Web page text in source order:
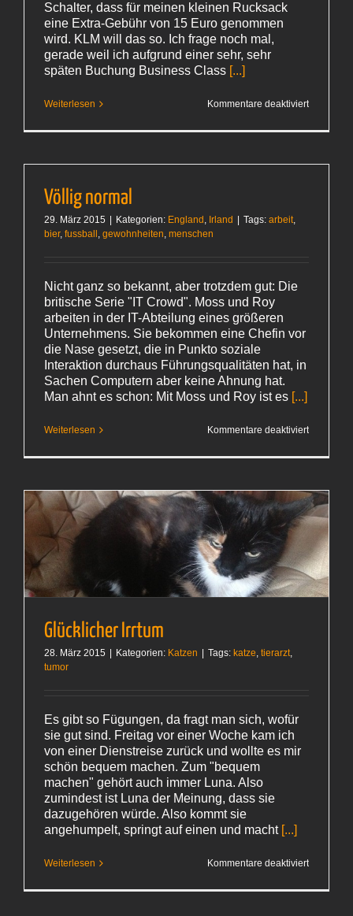
Schalter, dass für meinen kleinen Rucksack
eine Extra-Gebühr von 15 Euro genommen
wird. KLM will das so. Ich frage noch mal,
gerade weil ich aufgrund einer sehr, sehr
späten Buchung Business Class [...]
Weiterlesen Kommentare deaktiviertfür
Völlig normal
29. März 2015 Kategorien: England , Irland Tags: arbeit,
bier, fussball , gewohnheiten, menschen
Nicht ganz so bekannt, aber trotzdem gut: Die
britische Serie "IT Crowd". Moss und Roy
arbeiten in der IT-Abteilung eines größeren
Unternehmens. Sie bekommen eine Chefin vor
die Nase gesetzt, die in Punkto soziale
Interaktion durchaus Führungsqualitäten hat, in
Sachen Computern aber keine Ahnung hat.
Man ahnt es schon: Mit Moss und Roy ist es [...]
Weiterlesen Kommentare deaktiviertfür
Glücklicher Irrtum
28. März 2015 | Kategorien: Katzen | Tags: katze tierarzt
tumor
Es gibt so Fügungen, da fragt man sich, wofür
sie gut sind. Freitag vor einer Woche kam ich
von einer Dienstreise zurück und wollte es mir
schön bequem machen. Zum "bequem
machen" gehört auch immer Luna. Also
zumindest ist Luna der Meinung, dass sie
dazugehören würde. Also kommt sie
angehumpelt, springt auf einen und macht [...]
Weiterlesen Kommentare deaktiviertfür